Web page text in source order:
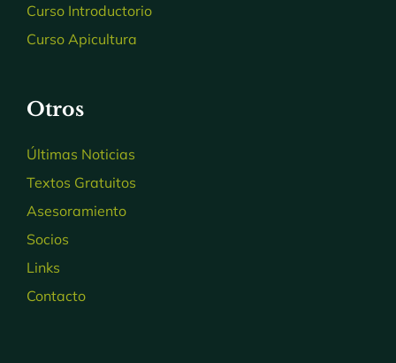
Curso Introductorio
Curso Apicultura
Otros
Últimas Noticias
Textos Gratuitos
Asesoramiento
Socios
Links
Contacto